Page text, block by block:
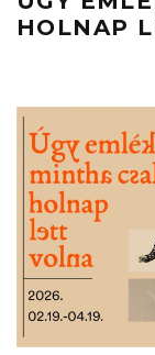
HOLNAP